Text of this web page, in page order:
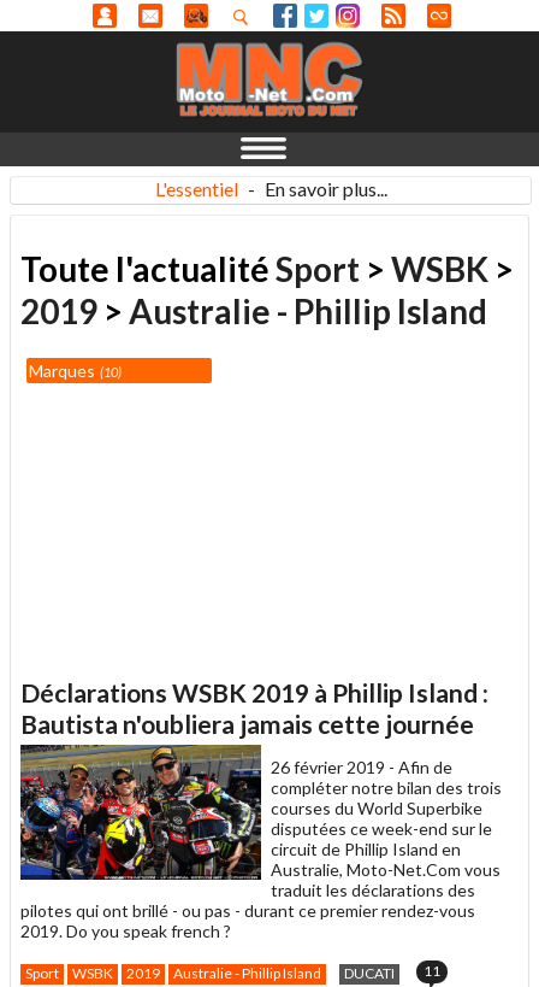
L'essentiel - En savoir plus...
Toute l'actualitéSport > WSBK >
2019 > Australie - Phillip Island
Marques 10
Déclarations WSBK 2019 à Phillip Island :
Bautista n'oubliera jamais cette journée
26 février 2019 - Afin de
compléter notre bilan des trois
courses du World Superbike
disputées ce week-end sur le
circuit de Phillip Island en
Australie, Moto-Net.Com vous
traduit les déclarations des
pilotes qui ont brillé - ou pas - durant ce premier rendez-vous
2019. Do you speak french ?
Sport WSBK 2019 Australie - Phillip Island DUCATI 11